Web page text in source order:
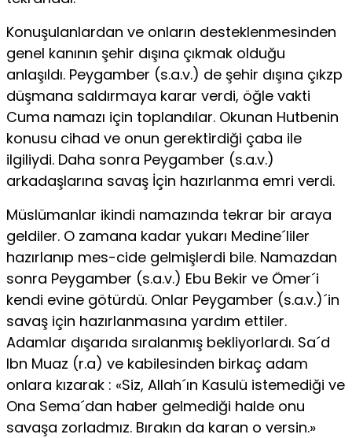
Konuşulanlardan ve onların desteklenmesinden
genel kanının şehir dışına çıkmak olduğu
anlaşıldı. Peygamber (s.a.v.) de şehir dışına çıkzp
düşmana saldırmaya karar verdi, öğle vakti
Cuma namazı için toplandılar. Okunan Hutbenin
konusu cihad ve onun gerektirdiği çaba ile
ilgiliydi. Daha sonra Peygamber (s.a.v.)
arkadaşlarına savaş İçin hazırlanma emri verdi.
Müslümanlar ikindi namazında tekrar bir araya
geldiler. O zamana kadar yukarı Medine´liler
hazırlanıp mes-cide gelmişlerdi bile. Namazdan
sonra Peygamber (s.a.v.) Ebu Bekir ve Ömer´i
kendi evine götürdü. Onlar Peygamber (s.a.v.)´in
savaş için hazırlanmasına yardım ettiler.
Adamlar dışarıda sıralanmış bekliyorlardı. Sa´d
Ibn Muaz (r.a) ve kabilesinden birkaç adam
onlara kızarak : «Siz, Allah´ın Kasulü istemediği ve
Ona Sema´dan haber gelmediği halde onu
savaşa zorladmız. Bırakın da karan o versin.»